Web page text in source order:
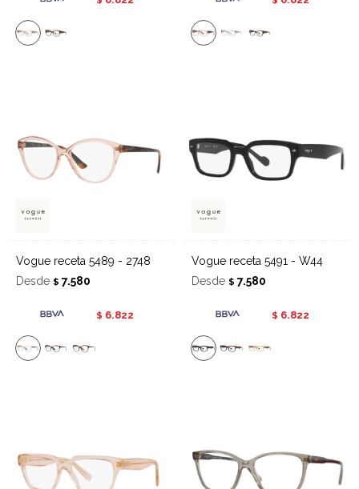
Vogue receta 5489 - 2748
Desde $ 7.580
$ 6.822
Vogue receta 5491 - W44
Desde $ 7.580
$ 6.822